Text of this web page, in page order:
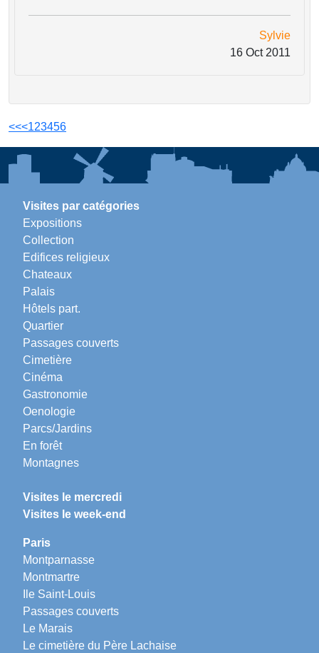
Sylvie
16 Oct 2011
<<<123456
Visites par catégories
Expositions
Collection
Edifices religieux
Chateaux
Palais
Hôtels part.
Quartier
Passages couverts
Cimetière
Cinéma
Gastronomie
Oenologie
Parcs/Jardins
En forêt
Montagnes
Visites le mercredi
Visites le week-end
Paris
Montparnasse
Montmartre
Ile Saint-Louis
Passages couverts
Le Marais
Le cimetière du Père Lachaise